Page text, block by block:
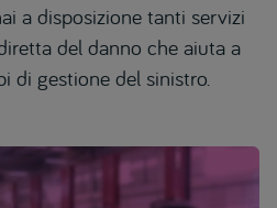
a disposizione tanti servizi
del danno che aiuta a
di gestione del sinistro.